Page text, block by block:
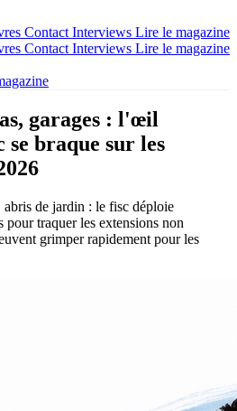
Contact Interviews Lire le magazine
Contact Interviews Lire le magazine
garages : l'œil
braque sur les
abris de jardin : le fisc déploie
pour traquer les extensions non
grimper rapidement pour les